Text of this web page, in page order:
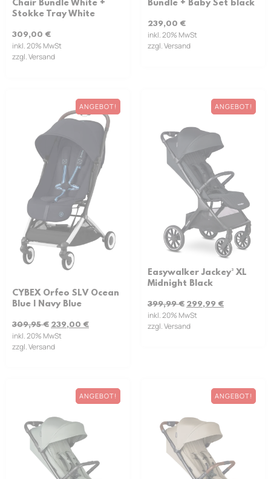
Chair Bundle White +
Stokke Tray White
309,00 €
inkl. 20% MwSt
zzgl. Versand
Bundle + Baby Set black
239,00 €
inkl. 20% MwSt
zzgl. Versand
ANGEBOT!
CYBEX Orfeo SLV Ocean
Blue | Navy Blue
309,95€ 239,00 €
inkl. 20% MwSt
zzgl. Versand
ANGEBOT!
Easywalker Jackey² XL
Midnight Black
399,99€ 299,99 €
inkl. 20% MwSt
zzgl. Versand
ANGEBOT! ANGEBOT!